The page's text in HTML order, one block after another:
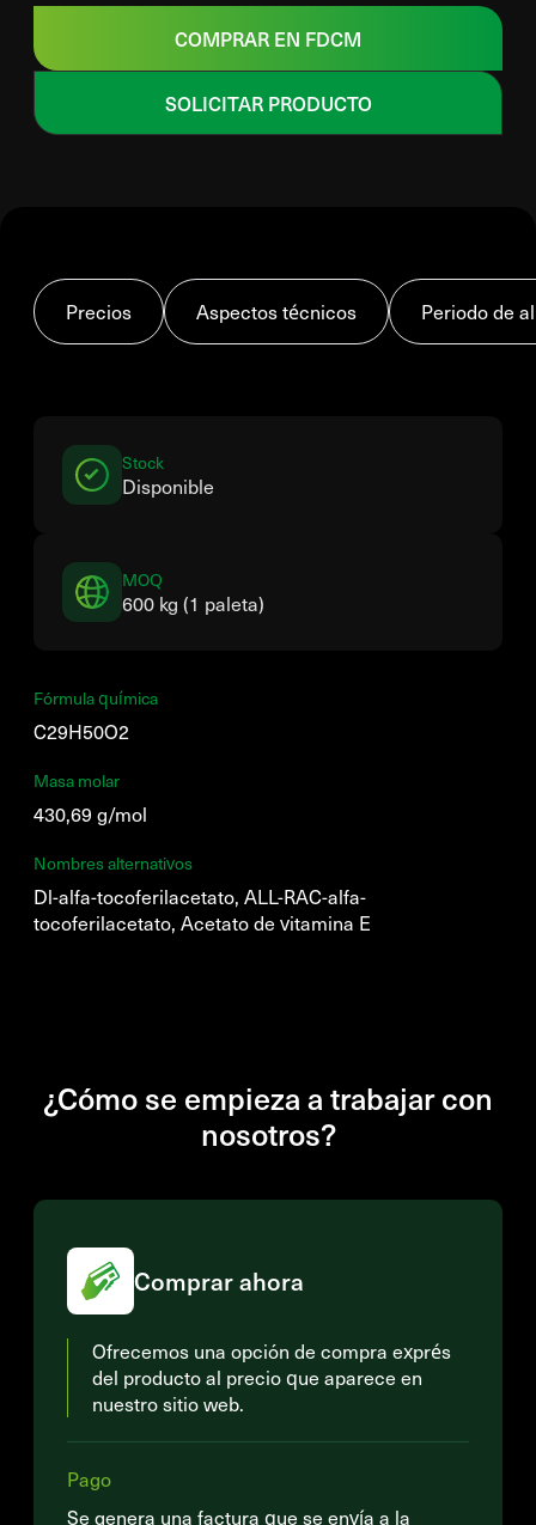
COMPRAR EN FDCM
SOLICITAR PRODUCTO
Precios Aspectos técnicos Periodo de
Stock
Disponible
MOQ
600 kg (1 paleta)
Fórmula química
C29H50O2
Masa molar
430,69 g/mol
Nombres alternativos
Dl-alfa-tocoferilacetato, ALL-RAC-alfa-
tocoferilacetato, Acetato de vitamina E
¿Cómo se empieza a trabajar con
nosotros?
Comprar ahora
Ofrecemos una opción de compra exprés
del producto al precio que aparece en
nuestro sitio web.
Pago
Se genera una factura que se envía a la